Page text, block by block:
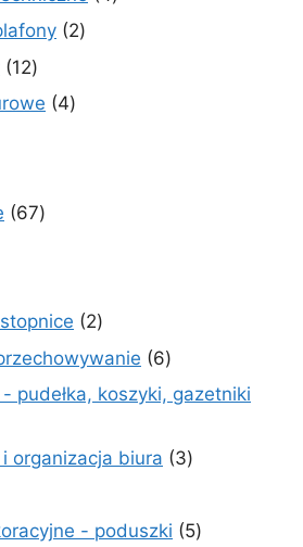
22
1212
produktów
44
6767
22
produkty
66
produktów
- pudełka, koszyki, gazetniki
i organizacja biura 33
- poduszki 55